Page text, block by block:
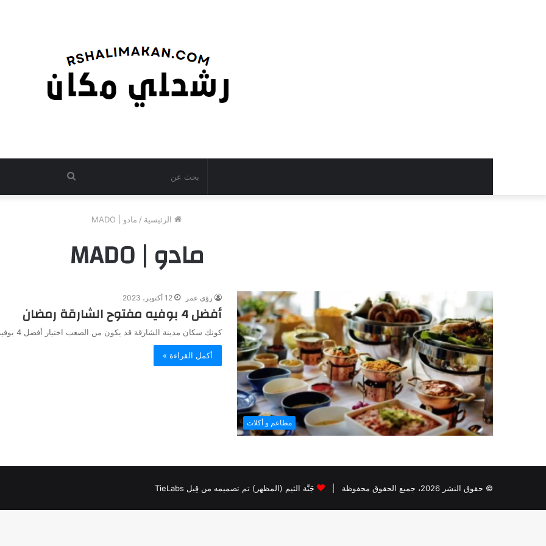
بحث
الرئيسية / مادو | MADO
مادو | MADO
مطاعم و أكلات
رؤى عمر 12 أكتوبر، 2023
أفضل 4 بوفيه مفتوح الشارقة رمضان
كونك سكان مدينة الشارقة قد يكون من الصعب اختيار أفضل 4 بوفيه مفتوح الشارقة رمضان، حيث هناك العديد من الخيارات…
أكمل القراءة »
© حقوق النشر 2026، جميع الحقوق محفوظة | جَنَّة الثيم (المظهر) تم تصميمه من قِبل TieLabs